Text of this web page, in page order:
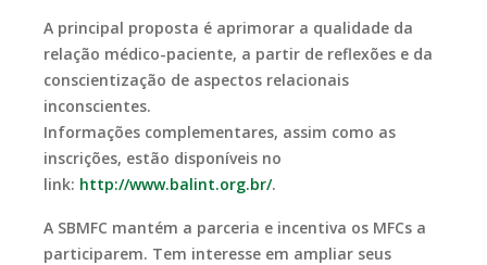
A principal proposta é aprimorar a qualidade da
relação médico-paciente, a partir de reflexões e da
conscientização de aspectos relacionais
inconscientes.
Informações complementares, assim como as
inscrições, estão disponíveis no
link: http://www.balint.org.br/.
A SBMFC mantém a parceria e incentiva os MFCs a
participarem. Tem interesse em ampliar seus